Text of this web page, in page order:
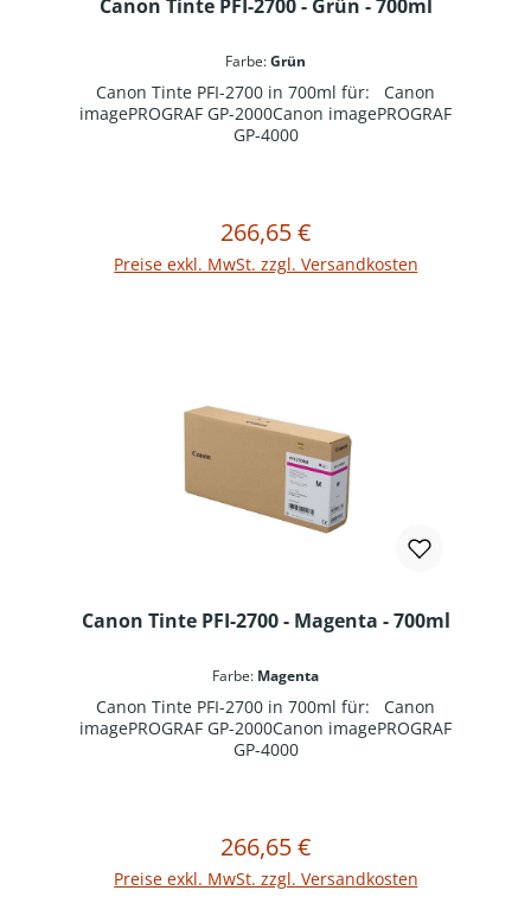
Canon Tinte PFI-2700 - Grün - 700ml
Farbe:Grün
Canon Tinte PFI-2700 in 700ml für: Canon
imagePROGRAF GP-2000Canon imagePROGRAF
GP-4000
Regulärer Preis:
266,65 €
Preise exkl. MwSt. zzgl. Versandkosten
In den Warenkorb
Canon Tinte PFI-2700 - Magenta - 700ml
Farbe: Magenta
Canon Tinte PFI-2700 in 700ml für: Canon
imagePROGRAF GP-2000Canon imagePROGRAF
GP-4000
Regulärer Preis:
266,65 €
Preise exkl. MwSt. zzgl. Versandkosten
In den Warenkorb